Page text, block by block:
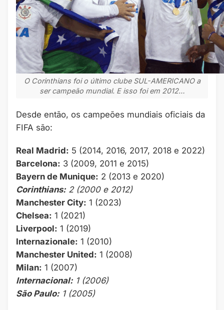
O Corinthians foi o último clube SUL-AMERICANO a
ser campeão mundial. E isso foi em 2012…
Desde então, os campeões mundiais oficiais da
FIFA são:
Real Madrid: 5 (2014, 2016, 2017, 2018 e 2022)
Barcelona: 3 (2009, 2011 e 2015)
Bayern de Munique: 2 (2013 e 2020)
Corinthians: 2 (2000 e 2012)
Manchester City: 1 (2023)
Chelsea: 1 (2021)
Liverpool: 1 (2019)
Internazionale: 1 (2010)
Manchester United: 1 (2008)
Milan: 1 (2007)
Internacional: 1 (2006)
São Paulo: 1 (2005)